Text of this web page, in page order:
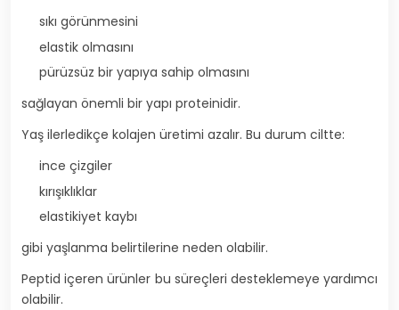
sıkı görünmesini
elastik olmasını
pürüzsüz bir yapıya sahip olmasını
sağlayan önemli bir yapı proteinidir.
Yaş ilerledikçe kolajen üretimi azalır. Bu durum ciltte:
ince çizgiler
kırışıklıklar
elastikiyet kaybı
gibi yaşlanma belirtilerine neden olabilir.
Peptid içeren ürünler bu süreçleri desteklemeye yardımcı
olabilir.